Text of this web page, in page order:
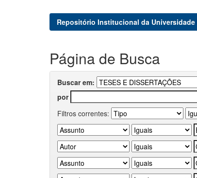
Repositório Institucional da Universidade
Página de Busca
Buscar em:
por
Filtros correntes: